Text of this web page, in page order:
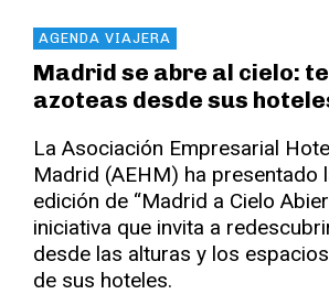
AGENDA VIAJERA
Madrid se abre al cielo:
azoteas desde sus
La Asociación Empresarial
Madrid (AEHM) ha presentado
edición de “Madrid a Cielo
iniciativa que invita a
desde las alturas y los
de sus hoteles.